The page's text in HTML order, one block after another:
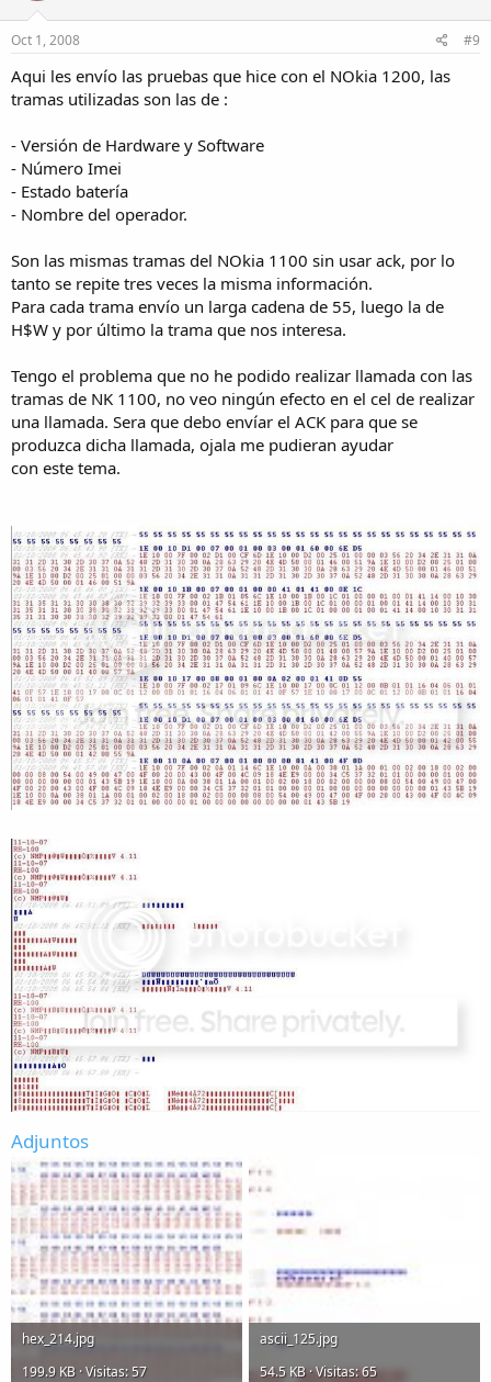
Oct 1, 2008 #9
Aqui les envío las pruebas que hice con el NOkia 1200, las
tramas utilizadas son las de :
- Versión de Hardware y Software
- Número Imei
- Estado batería
- Nombre del operador.
Son las mismas tramas del NOkia 1100 sin usar ack, por lo
tanto se repite tres veces la misma información.
Para cada trama envío un larga cadena de 55, luego la de
H$W y por último la trama que nos interesa.
Tengo el problema que no he podido realizar llamada con las
tramas de NK 1100, no veo ningún efecto en el cel de realizar
una llamada. Sera que debo envíar el ACK para que se
produzca dicha llamada, ojala me pudieran ayudar
con este tema.
Adjuntos
hex_214.jpg
199.9 KB · Visitas: 57
ascii_125.jpg
54.5 KB · Visitas: 65